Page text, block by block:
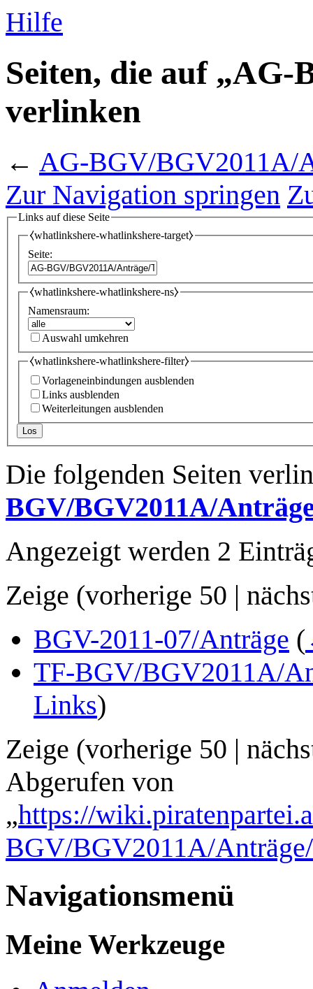
Hilfe
Seiten, die auf
verlinken
← AG-BGV/BGV2011A/
Zur Navigation springen
Links auf diese Seite
⧼whatlinkshere-whatlinkshere-target⧽
Seite:
⧼whatlinkshere-whatlinkshere-ns⧽
Namensraum:
Auswahl umkehren
⧼whatlinkshere-whatlinkshere-filter⧽
Vorlageneinbindungen ausblenden
Links ausblenden
Weiterleitungen ausblenden
Los
Die folgenden Seiten
BGV/BGV2011A/
Angezeigt werden 2
Zeige (vorherige 50 |
BGV-2011-07/Anträge (
TF-BGV/BGV2011A/
Links)
Zeige (vorherige 50 |
Abgerufen von
„https://
BGV/BGV2011A/
Navigationsmenü
Meine Werkzeuge